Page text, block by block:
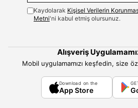
Kaydolarak Kişisel Verilerin
Metni'ni kabul etmiş olursunuz.
Alışveriş
Mobil uygulamamızı keşfedin, size
Download on the
App Store